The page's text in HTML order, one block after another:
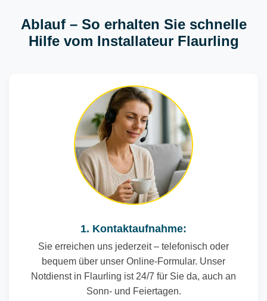
Ablauf – So erhalten Sie schnelle
Hilfe vom Installateur Flaurling
1. Kontaktaufnahme:
Sie erreichen uns jederzeit – telefonisch oder
bequem über unser Online-Formular. Unser
Notdienst in Flaurling ist 24/7 für Sie da, auch an
Sonn- und Feiertagen.